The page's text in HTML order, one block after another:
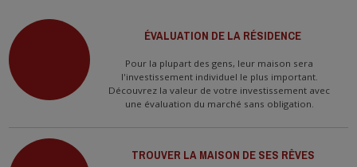
4400 Prom. Paton
Laval (Chomedey), QC
Chambres : 2 Salle(s) de bains : 2
ÉVALUATION DE LA RÉSIDENCE
Pour la plupart des gens, leur maison sera
l'investissement individuel le plus important.
Découvrez la valeur de votre investissement avec
une évaluation du marché sans obligation.
TROUVER LA MAISON DE SES RÊVES